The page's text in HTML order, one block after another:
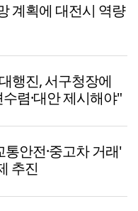
계획에 대전시 역량
행진, 서구청장에
렴·대안 제시해야"
통안전·중고차 거래'
추진